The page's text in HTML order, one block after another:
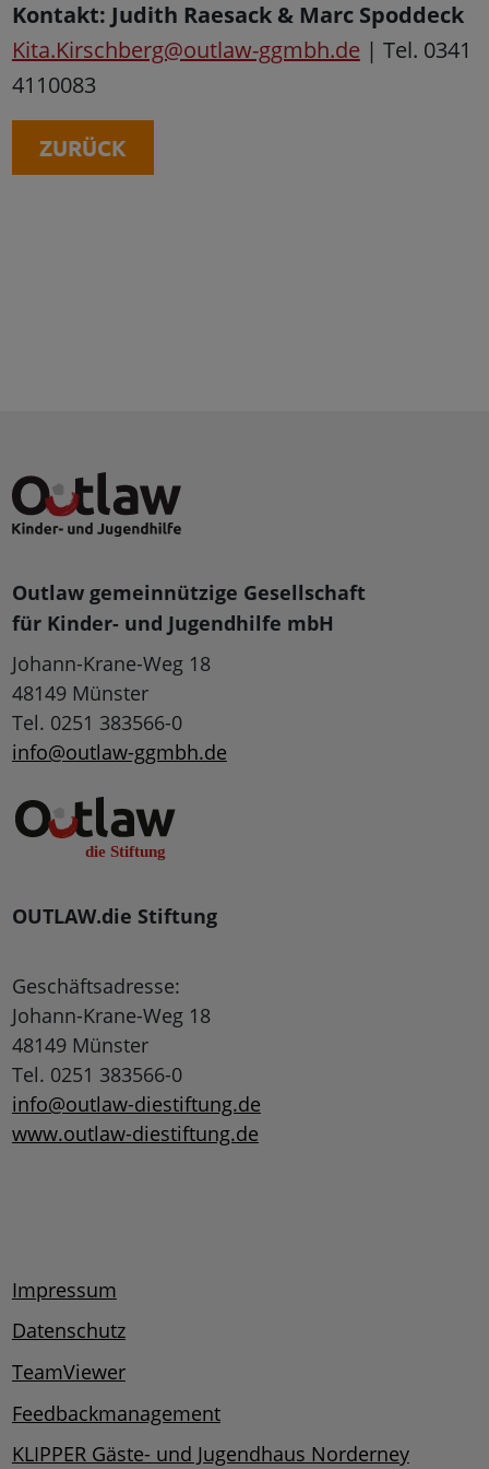
Kontakt: Judith Raesack & Marc Spoddeck
Kita.Kirschberg@outlaw-ggmbh.de | Tel. 0341
4110083
ZURÜCK
Outlaw gemeinnützige Gesellschaft
für Kinder- und Jugendhilfe mbH
Johann-Krane-Weg 18
48149 Münster
Tel. 0251 383566-0
info@outlaw-ggmbh.de
OUTLAW.die Stiftung
Geschäftsadresse:
Johann-Krane-Weg 18
48149 Münster
Tel. 0251 383566-0
info@outlaw-diestiftung.de
www.outlaw-diestiftung.de
Impressum
Datenschutz
TeamViewer
Feedbackmanagement
KLIPPER Gäste- und Jugendhaus Norderney